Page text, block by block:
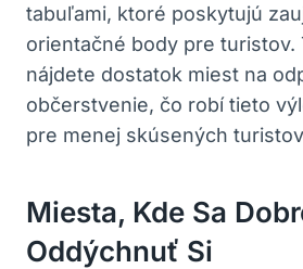
tabuľami, ktoré poskytujú
orientačné body pre turistov.
nájdete dostatok miest na
občerstvenie, čo robí tieto
pre menej skúsených
Miesta, Kde Sa
Oddýchnuť Si